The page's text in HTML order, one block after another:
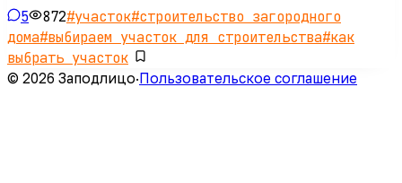
5 872#участок#строительство загородного
дома#выбираем участок для строительства#как
выбрать участок
© 2026 Заподлицо· Пользовательское соглашение